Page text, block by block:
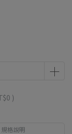
)
規格說明